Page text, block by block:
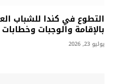
بالإقامة والوجبات
يوليو 23, 2026